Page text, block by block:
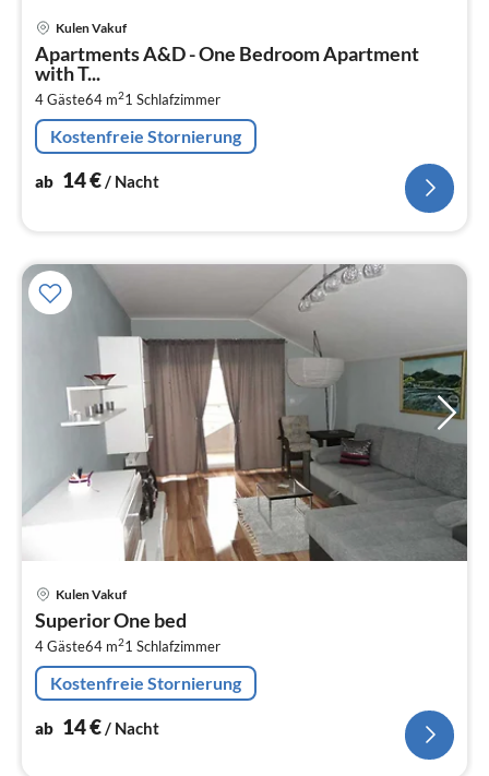
Kulen Vakuf
Apartments A&D - One Bedroom Apartment
with T...
4 Gäste64 m21 Schlafzimmer
Kostenfreie Stornierung
ab 14€/ Nacht
Kulen Vakuf
Superior One bed
4 Gäste64 m21 Schlafzimmer
Kostenfreie Stornierung
ab 14€/ Nacht